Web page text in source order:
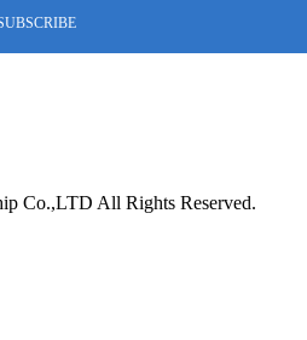
Co.,LTD All Rights Reserved.